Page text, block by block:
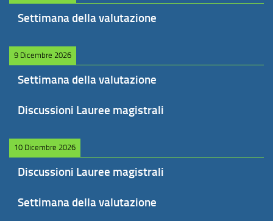
Settimana della valutazione
9 Dicembre 2026
Settimana della valutazione
Discussioni Lauree magistrali
10 Dicembre 2026
Discussioni Lauree magistrali
Settimana della valutazione